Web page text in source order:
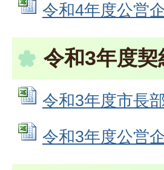
令和4年度公営
令和3年度
令和3年度市長
令和3年度公営